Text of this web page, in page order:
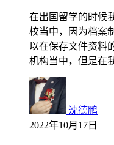
在出国留学的时候
校当中，因为档案
以在保存文件资料
机构当中，但是在
沈德鹏
2022年10月17日